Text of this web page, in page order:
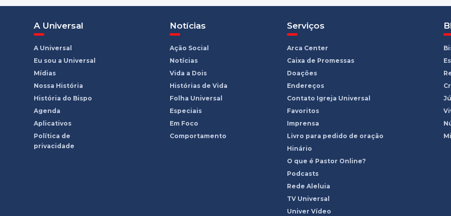
A Universal
A Universal
Eu sou a Universal
Mídias
Nossa História
História do Bispo
Agenda
Aplicativos
Política de
privacidade
Notícias
Ação Social
Notícias
Vida a Dois
Histórias de Vida
Folha Universal
Especiais
Em Foco
Comportamento
Serviços
Arca Center
Caixa de Promessas
Doações
Endereços
Contato Igreja Universal
Favoritos
Imprensa
Livro para pedido de oração
Hinário
O que é Pastor Online?
Podcasts
Rede Aleluia
TV Universal
Univer Vídeo